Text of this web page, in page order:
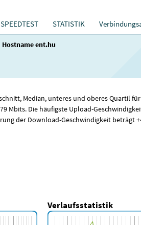
SPEEDTEST STATISTIK
Hostname ent.hu
Median, unteres und oberes Quartil
Mbits. Die häufigste Upload-
der Download-Geschwindigkeit beträgt
Verlaufsstatistik